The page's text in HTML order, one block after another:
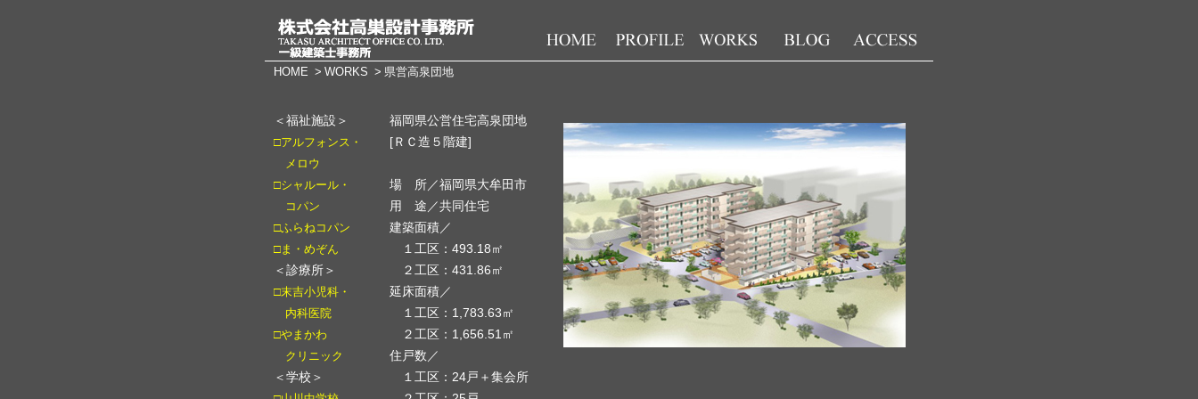
HOME WORKS 県営高泉団地
＜福祉施設＞
□アルフォンス・
メロウ
□シャルール・
コパン
□ふらねコパン
□ま・めぞん
＜診療所＞
□末吉小児科・
内科医院
□やまかわ
クリニック
＜学校＞
福岡県公営住宅高泉団地
[ＲＣ造５階建]
場 所／福岡県大牟田市
用 途／共同住宅
建築面積／
１工区：493.18㎡
２工区：431.86㎡
延床面積／
１工区：1,783.63㎡
２工区：1,656.51㎡
住戸数／
１工区：24戸＋集会所